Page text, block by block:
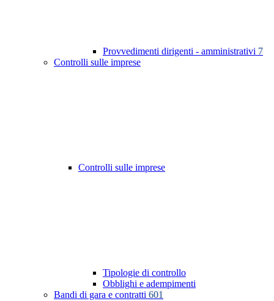
Provvedimenti dirigenti - amministrativi 7
Controlli sulle imprese
Controlli sulle imprese
Tipologie di controllo
Obblighi e adempimenti
Bandi di gara e contratti 601